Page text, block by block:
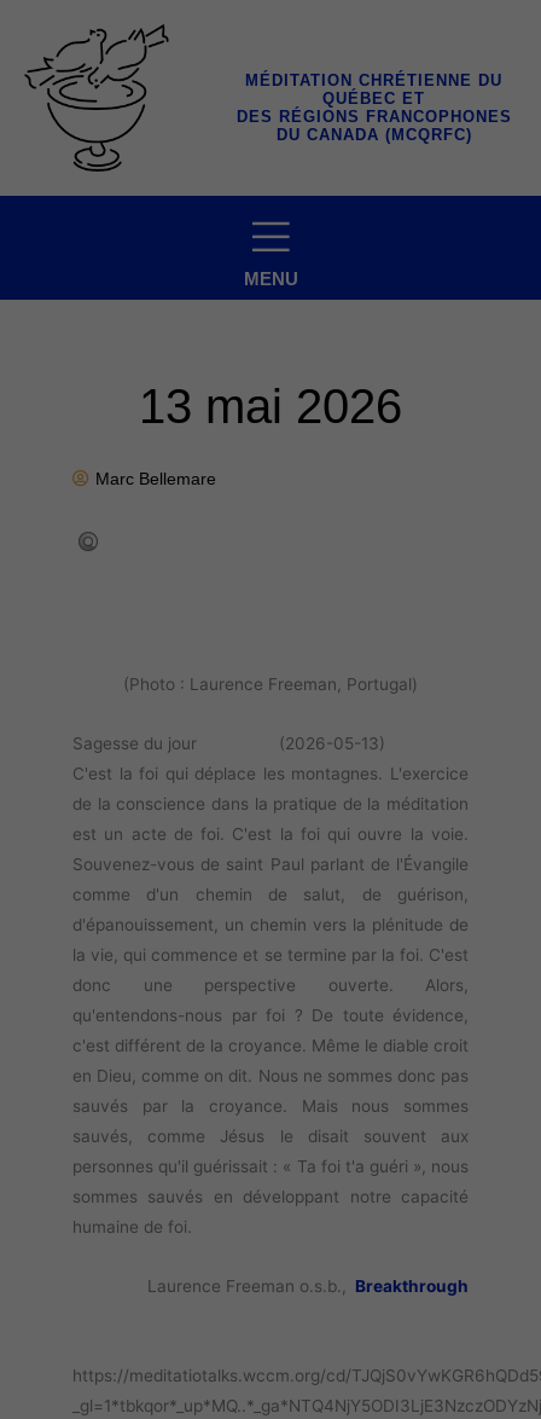
contenu
MÉDITATION CHRÉTIENNE DU
QUÉBEC ET
DES RÉGIONS FRANCOPHONES
DU CANADA (MCQRFC)
MENU
13 mai 2026
Marc Bellemare
(Photo : Laurence Freeman, Portugal)
Sagesse du jour (2026-05-13)
C'est la foi qui déplace les montagnes. L'exercice
de la conscience dans la pratique de la méditation
est un acte de foi. C'est la foi qui ouvre la voie.
Souvenez-vous de saint Paul parlant de l'Évangile
comme d'un chemin de salut, de guérison,
d'épanouissement, un chemin vers la plénitude de
la vie, qui commence et se termine par la foi. C'est
donc une perspective ouverte. Alors,
qu'entendons-nous par foi ? De toute évidence,
c'est différent de la croyance. Même le diable croit
en Dieu, comme on dit. Nous ne sommes donc pas
sauvés par la croyance. Mais nous sommes
sauvés, comme Jésus le disait souvent aux
personnes qu'il guérissait : « Ta foi t'a guéri », nous
sommes sauvés en développant notre capacité
humaine de foi.
Laurence Freeman o.s.b., Breakthrough
https://meditatiotalks.wccm.org/cd/